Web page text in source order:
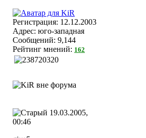
Регистрация: 12.12.2003
Адрес: юго-западная
Сообщений: 9,144
Рейтинг мнений: 162
19.03.2005,
00:46